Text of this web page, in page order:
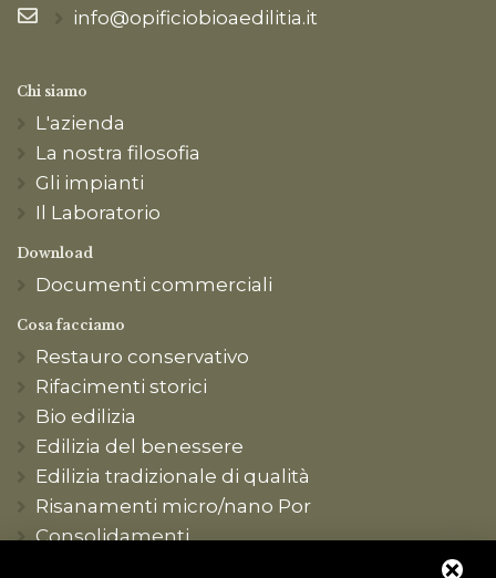
info@opificiobioaedilitia.it
Chi siamo
L'azienda
La nostra filosofia
Gli impianti
Il Laboratorio
Download
Documenti commerciali
Cosa facciamo
Restauro conservativo
Rifacimenti storici
Bio edilizia
Edilizia del benessere
Edilizia tradizionale di qualità
Risanamenti micro/nano Por
Consolidamenti